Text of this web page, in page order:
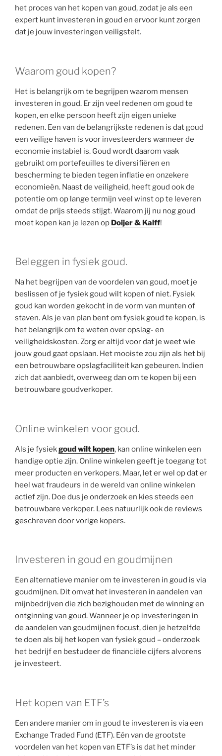
het proces van het kopen van goud, zodat je als een
expert kunt investeren in goud en ervoor kunt zorgen
dat je jouw investeringen veiligstelt.
Waarom goud kopen?
Het is belangrijk om te begrijpen waarom mensen
investeren in goud. Er zijn veel redenen om goud te
kopen, en elke persoon heeft zijn eigen unieke
redenen. Een van de belangrijkste redenen is dat goud
een veilige haven is voor investeerders wanneer de
economie instabiel is. Goud wordt daarom vaak
gebruikt om portefeuilles te diversifiëren en
bescherming te bieden tegen inflatie en onzekere
economieën. Naast de veiligheid, heeft goud ook de
potentie om op lange termijn veel winst op te leveren
omdat de prijs steeds stijgt. Waarom jij nu nog goud
moet kopen kan je lezen op Doijer & Kalff!
Beleggen in fysiek goud.
Na het begrijpen van de voordelen van goud, moet je
beslissen of je fysiek goud wilt kopen of niet. Fysiek
goud kan worden gekocht in de vorm van munten of
staven. Als je van plan bent om fysiek goud te kopen, is
het belangrijk om te weten over opslag- en
veiligheidskosten. Zorg er altijd voor dat je weet wie
jouw goud gaat opslaan. Het mooiste zou zijn als het bij
een betrouwbare opslagfaciliteit kan gebeuren. Indien
zich dat aanbiedt, overweeg dan om te kopen bij een
betrouwbare goudverkoper.
Online winkelen voor goud.
Als je fysiekgoud wilt kopen, kan online winkelen een
handige optie zijn. Online winkelen geeft je toegang tot
meer producten en verkopers. Maar, let er wel op dat er
heel wat fraudeurs in de wereld van online winkelen
actief zijn. Doe dus je onderzoek en kies steeds een
betrouwbare verkoper. Lees natuurlijk ook de reviews
geschreven door vorige kopers.
Investeren in goud en goudmijnen
Een alternatieve manier om te investeren in goud is via
goudmijnen. Dit omvat het investeren in aandelen van
mijnbedrijven die zich bezighouden met de winning en
ontginning van goud. Wanneer je op investeringen in
de aandelen van goudmijnen focust, dien je hetzelfde
te doen als bij het kopen van fysiek goud – onderzoek
het bedrijf en bestudeer de financiële cijfers alvorens
je investeert.
Het kopen van ETF’s
Een andere manier om in goud te investeren is via een
Exchange Traded Fund (ETF). Eén van de grootste
voordelen van het kopen van ETF’s is dat het minder